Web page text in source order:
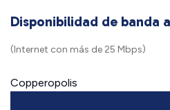
Disponibilidad de banda
(Internet con más de 25 Mbps)
Copperopolis